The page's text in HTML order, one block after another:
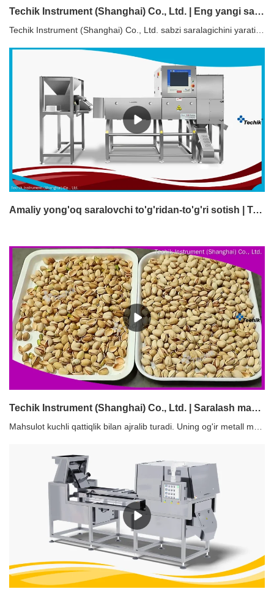
Techik Instrument (Shanghai) Co., Ltd. | Eng yangi sabzi saralash mashinasi to'g'ridan-to'g'ri sotiladi
Techik Instrument (Shanghai) Co., Ltd. sabzi saralagichini yaratish haqida gap ketganda, jarayonning har bir bosqichi hal qiluvchi ahamiyatga ega. Yuqori sifatli xom ashyoni xarid qilishdan tortib, butlovchi qismlarga mohirona ishlov berish, qoplama, anodlash, yig'ish va qattiq sinovlargacha biz har bir bosqichda faxrlanamiz. Bizning mukammallikka sodiqligimiz sizga ishonishingiz mumkin bo'lgan yuqori sifatli mahsulotni olishingizni ta'minlaydi.
Amaliy yong'oq saralovchi to'g'ridan-to'g'ri sotish | Techik Instrument (Shanghai) Co., Ltd.
Techik Instrument (Shanghai) Co., Ltd. | Saralash mashinasi ishlab chiqarishda foydalanish xavfsiz